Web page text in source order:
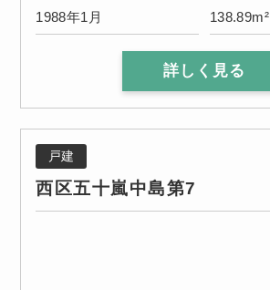
1988年1月
138.89m²
詳しく見る
戸建
西区五十嵐中島第7